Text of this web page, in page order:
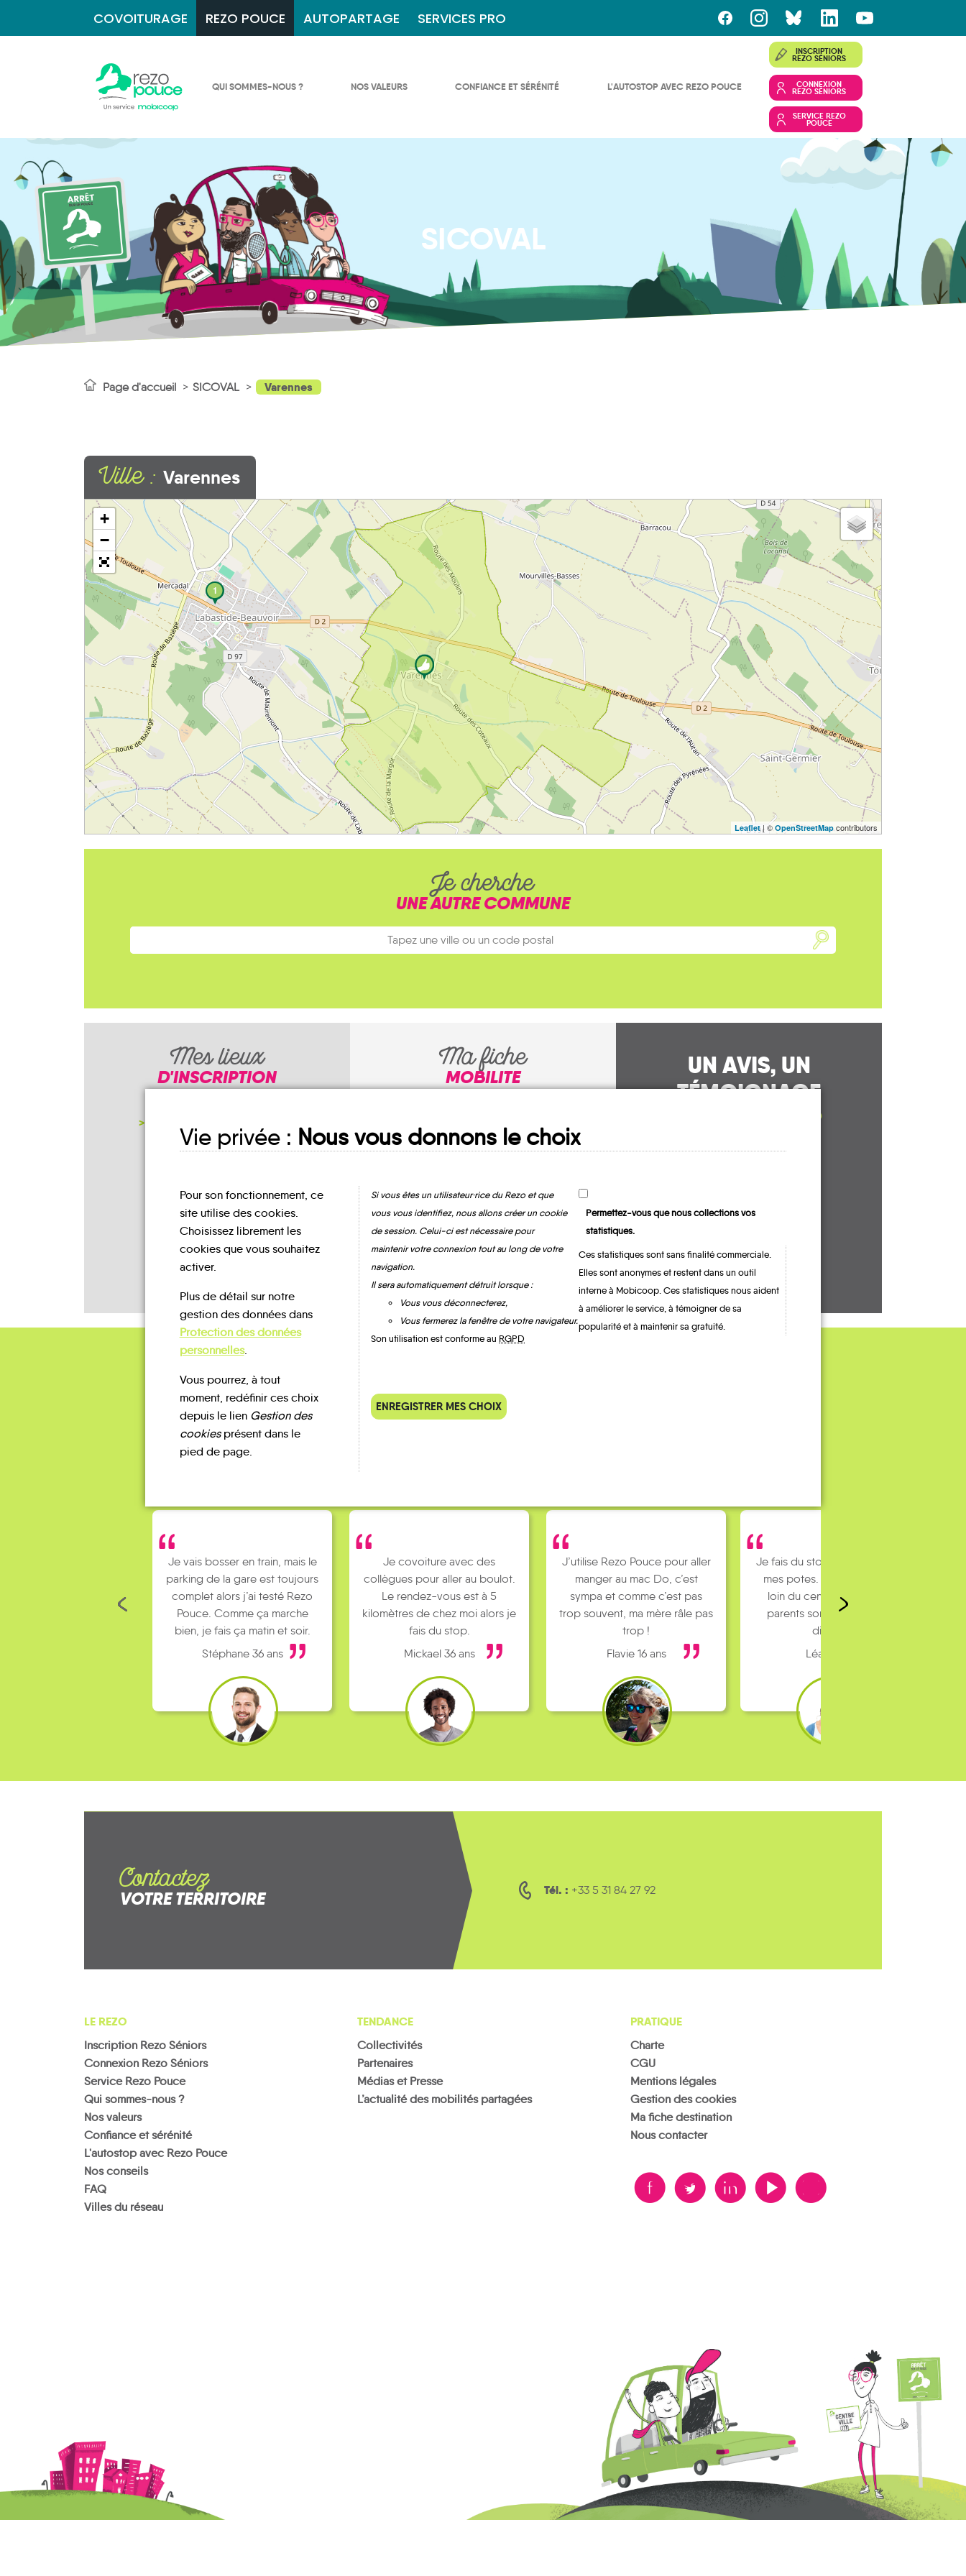
COVOITURAGE REZO POUCE AUTOPARTAGE SERVICES PRO
QUI SOMMES-NOUS ? NOS VALEURS CONFIANCE ET SÉRÉNITÉ L'AUTOSTOP AVEC REZO POUCE
INSCRIPTION
REZO SÉNIORS
CONNEXION
REZO SÉNIORS
SERVICE REZO
POUCE
SICOVAL
Page d'accueil SICOVAL Varennes
Ville : Varennes
1
+
−
Leaflet| © OpenStreetMap contributors
Je cherche
UNE AUTRE COMMUNE
Mes lieux
D'INSCRIPTION Ma fiche
MOBILITE
Varennes
UN AVIS, UN
TÉMOIGNAGE
À PARTAGER ?
QUELQUES
Témoignages
Je vais bosser en train, mais le
parking de la gare est toujours
complet alors j’ai testé Rezo
Pouce. Comme ça marche
bien, je fais ça matin et soir.
Stéphane 36 ans
Je covoiture avec des
collègues pour aller au boulot.
Le rendez-vous est à 5
kilomètres de chez moi alors je
fais du stop.
Mickael 36 ans
J’utilise Rezo Pouce pour aller
manger au mac Do, c’est
sympa et comme c’est pas
trop souvent, ma mère râle pas
trop !
Flavie 16 ans
Je fais du stop pour rejoindre
mes potes. J’habite un peu
loin du centre ville et mes
parents sont pas toujours
dispo…
Léa 16 ans
Contactez
VOTRE TERRITOIRE Tél. : +33 5 31 84 27 92
LE REZO
Inscription Rezo Séniors
Connexion Rezo Séniors
Service Rezo Pouce
Qui sommes-nous ?
Nos valeurs
Confiance et sérénité
L'autostop avec Rezo Pouce
Nos conseils
FAQ
Villes du réseau
TENDANCE
Collectivités
Partenaires
Médias et Presse
L’actualité des mobilités partagées
PRATIQUE
Charte
CGU
Mentions légales
Gestion des cookies
Vie privée : Nous vous donnons le choix
Pour son fonctionnement, ce
site utilise des cookies.
Choisissez librement les
cookies que vous souhaitez
activer.
Plus de détail sur notre
gestion des données dans
Protection des données
personnelles.
Vous pourrez, à tout
moment, redéfinir ces choix
depuis le lien Gestion des
cookiesprésent dans le
pied de page.
Si vous êtes un utilisateur·rice du Rezo et que
vous vous identifiez, nous allons créer un cookie
de session. Celui-ci est nécessaire pour
maintenir votre connexion tout au long de votre
navigation.
Il sera automatiquement détruit lorsque :
Vous vous déconnecterez,
Vous fermerez la fenêtre de votre navigateur.
Son utilisation est conforme au RGPD
Permettez-vous que nous collections vos
statistiques.
Ces statistiques sont sans finalité commerciale.
Elles sont anonymes et restent dans un outil
interne à Mobicoop. Ces statistiques nous aident
à améliorer le service, à témoigner de sa
popularité et à maintenir sa gratuité.
ENREGISTRER MES CHOIX
Ma fiche destination
Nous contacter
B A D F V